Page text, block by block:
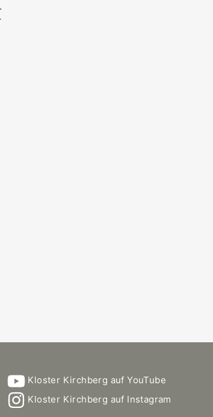
Kloster Kirchberg auf YouTube
Kloster Kirchberg auf Instagram